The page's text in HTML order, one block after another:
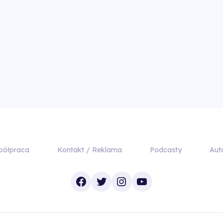
Kontakt / Reklama Podcasty
Facebook
TwitterInstagram
YouTube